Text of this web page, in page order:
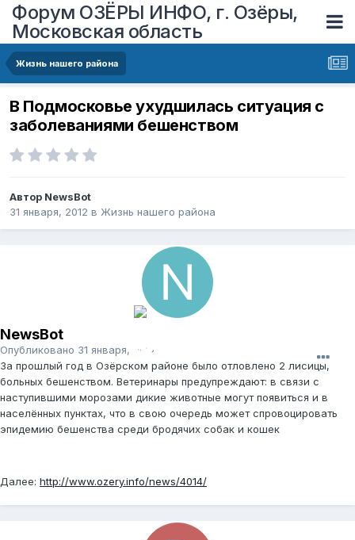
Форум ОЗЁРЫ ИНФО, г. Озёры,
Московская область
Жизнь нашего района
В Подмосковье ухудшилась ситуация с
заболеваниями бешенством
Автор NewsBot
31 января, 2012 в Жизнь нашего района
NewsBot
Опубликовано 31 января, 2012
За прошлый год в Озёрском районе было отловлено 2 лисицы,
больных бешенством. Ветеринары предупреждают: в связи с
наступившими морозами дикие животные могут появиться и в
населённых пунктах, что в свою очередь может спровоцировать
эпидемию бешенства среди бродячих собак и кошек
Далее: http://www.ozery.info/news/4014/